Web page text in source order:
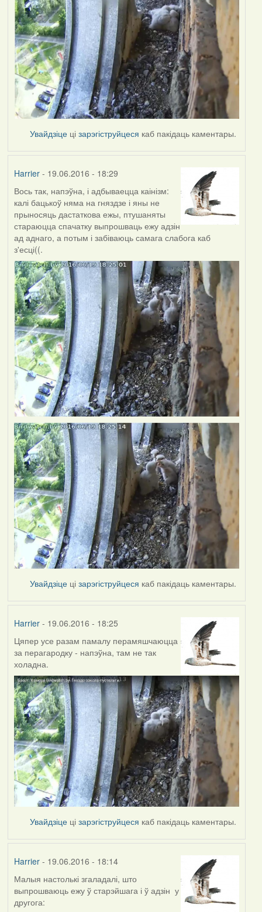
Увайдзіце цізарэгіструйцеся каб пакідаць каментары.
Harrier- 19.06.2016 - 18:29
Вось так, напэўна, і адбываецца каінізм:
калі бацькоў няма на гняздзе і яны не
прыносяць дастаткова ежы, птушаняты
стараюцца спачатку выпрошваць ежу адзін
ад аднаго, а потым і забіваюць самага слабога каб
з'есці((.
Увайдзіце цізарэгіструйцеся каб пакідаць каментары.
Harrier- 19.06.2016 - 18:25
Цяпер усе разам памалу перамяшчаюцца
за перагародку - напэўна, там не так
холадна.
Увайдзіце цізарэгіструйцеся каб пакідаць каментары.
Harrier- 19.06.2016 - 18:14
Малыя настолькі згаладалі, што
выпрошваюць ежу ў старэйшага і ў адзін у
другога: